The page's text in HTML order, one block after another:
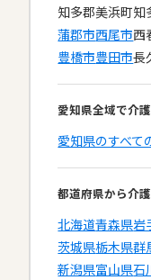
知多郡美浜町知
蒲郡市西尾市西
豊橋市豊田市長
愛知県全域で介
愛知県のすべて
都道府県から介
北海道青森県岩
茨城県栃木県群
新潟県富山県石